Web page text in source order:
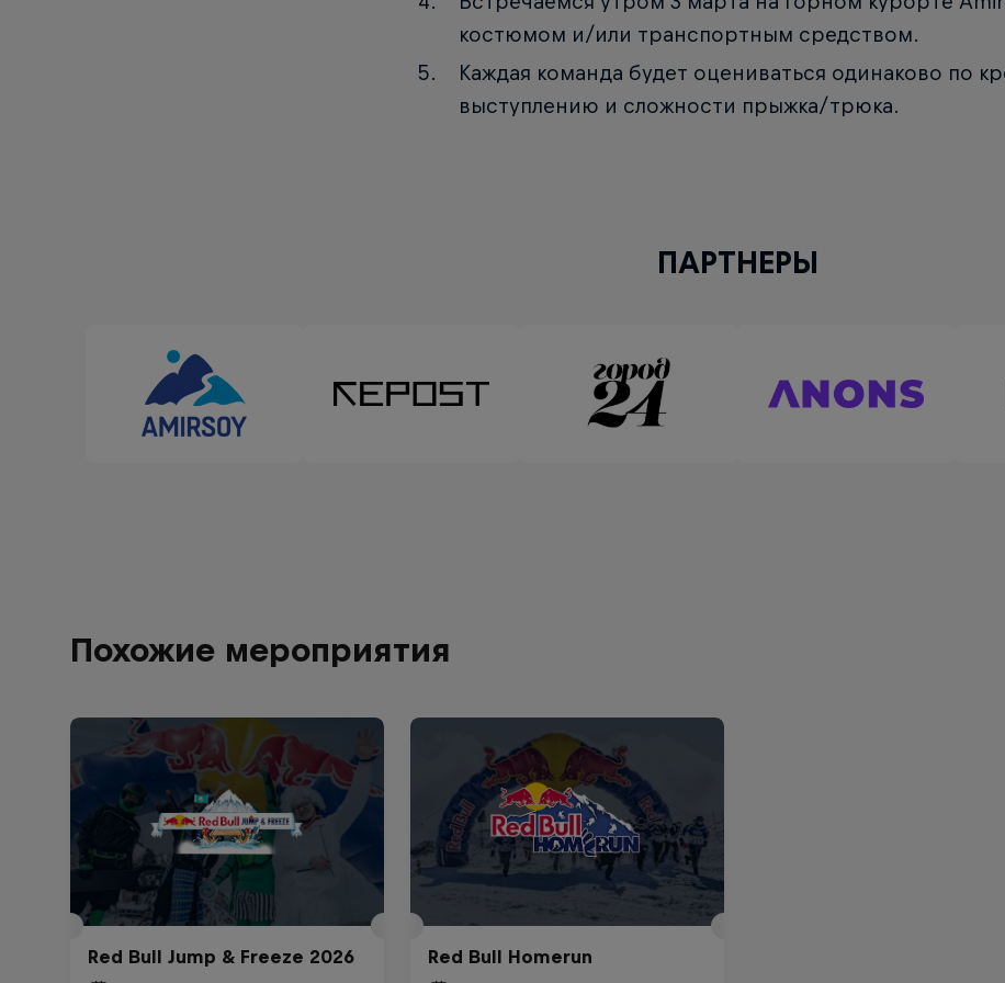
костюмом и/или транспортным средством.
Каждая команда будет оцениваться одинаково по
выступлению и сложности прыжка/трюка.
ПАРТНЕРЫ
Похожие мероприятия
Red Bull Jump & Freeze 2026 Red Bull Homerun